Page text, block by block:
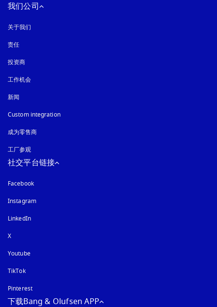
我们公司
关于我们
责任
投资商
工作机会
新闻
Custom integration
成为零售商
工厂参观
社交平台链接
Facebook
Instagram在新选项卡中打开
LinkedIn
X
Youtube在新选项卡中打开
TikTok
Pinterest
下载Bang & Olufsen APP